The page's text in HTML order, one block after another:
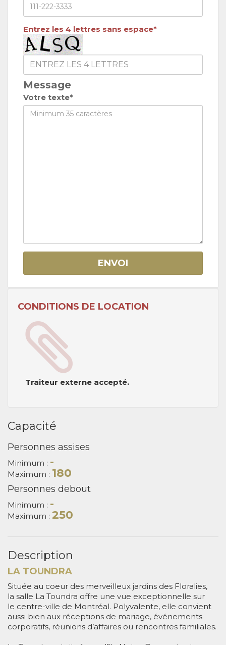
Entrez les 4 lettres sans espace*
Message
Votre texte*
ENVOI
CONDITIONS DE LOCATION
Traiteur externe accepté.
Capacité
Personnes assises
Minimum : -
Maximum : 180
Personnes debout
Minimum : -
Maximum : 250
Description
LA TOUNDRA
Située au coeur des merveilleux jardins des Floralies,
la salle La Toundra offre une vue exceptionnelle sur
le centre-ville de Montréal. Polyvalente, elle convient
aussi bien aux réceptions de mariage, événements
corporatifs, réunions d’affaires ou rencontres familiales.